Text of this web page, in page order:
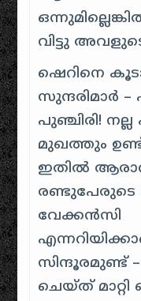
വിട്ടു
ഷെറിനെ
സുന്ദരിമാര്‍
പുഞ്ചിരി! നല്ല
മുഖത്തും
ഇതില്‍
രണ്ടുപേരുടെ
വേക്കന്‍സി
സിന്ദൂരമുണ്ട്
ചെയ്ത്